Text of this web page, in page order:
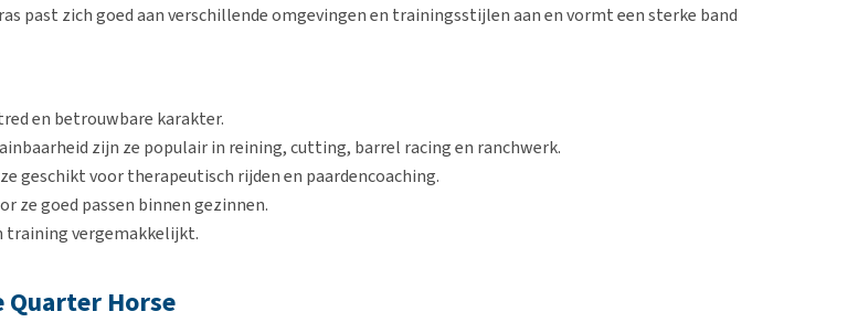
past zich goed aan verschillende omgevingen en trainingsstijlen aan en vormt een sterke band
en betrouwbare karakter.
zijn ze populair in reining, cutting, barrel racing en ranchwerk.
geschikt voor therapeutisch rijden en paardencoaching.
ze goed passen binnen gezinnen.
training vergemakkelijkt.
Horse